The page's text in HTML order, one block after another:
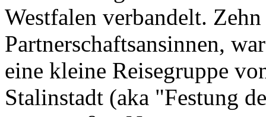
Westfalen verbandelt.
Partnerschaftsansinnen,
eine kleine Reisegruppe
Stalinstadt (aka "Festung